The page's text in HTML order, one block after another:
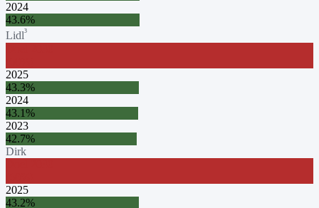
2024
43.6%
Lidl³
2025
43.3%
2024
43.1%
2023
42.7%
Dirk
2025
43.2%